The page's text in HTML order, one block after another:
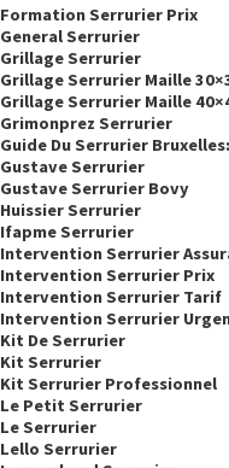
Formation Serrurier Prix
General Serrurier
Grillage Serrurier
Grillage Serrurier Maille
Grillage Serrurier Maille
Grimonprez Serrurier
Guide Du Serrurier
Gustave Serrurier
Gustave Serrurier Bovy
Huissier Serrurier
Ifapme Serrurier
Intervention Serrurier
Intervention Serrurier Prix
Intervention Serrurier Tarif
Intervention Serrurier
Kit De Serrurier
Kit Serrurier
Kit Serrurier Professionnel
Le Petit Serrurier
Le Serrurier
Lello Serrurier